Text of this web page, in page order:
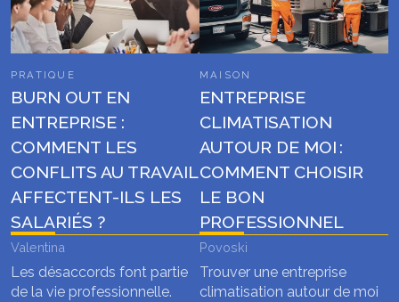
PRATIQUE
BURN OUT EN
ENTREPRISE :
COMMENT LES
CONFLITS AU TRAVAIL
AFFECTENT-ILS LES
SALARIÉS ?
Valentina
Les désaccords font partie
de la vie professionnelle.
MAISON
ENTREPRISE
CLIMATISATION
AUTOUR DE MOI :
COMMENT CHOISIR
LE BON
PROFESSIONNEL
Povoski
Trouver une entreprise
climatisation autour de moi